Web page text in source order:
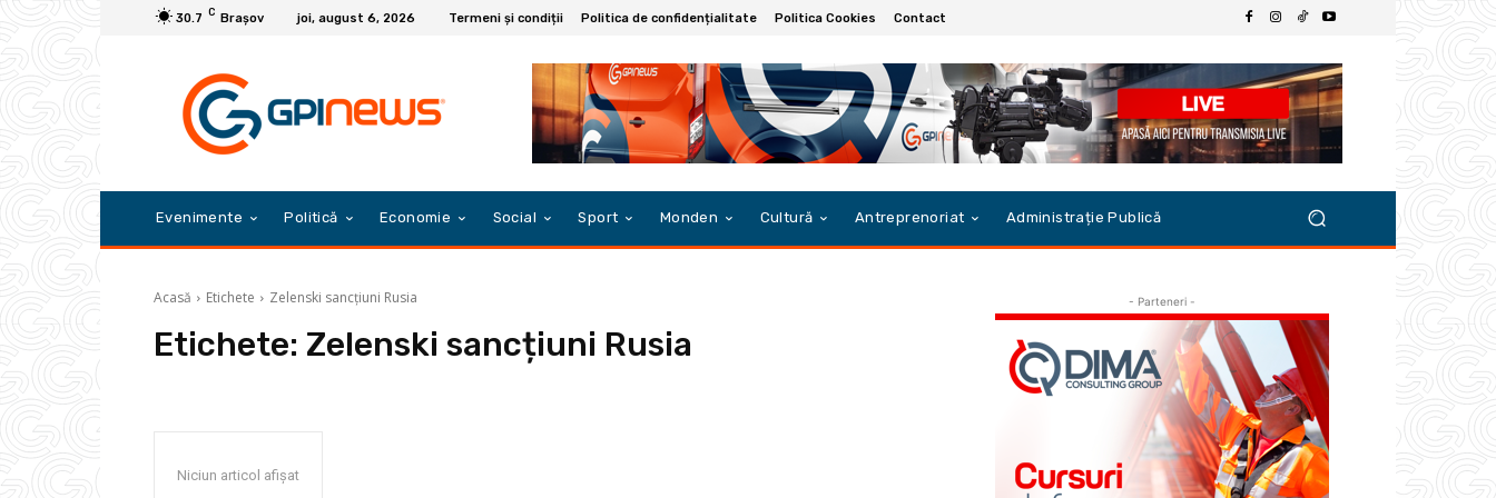
30.7 C Braşov joi, august 6, 2026 Termeni și condiții Politica de confidențialitate Politica Cookies Contact
Evenimente Politică Economie Social Sport Monden Cultură Antreprenoriat Administrație Publică
Acasă Etichete Zelenski sancțiuni Rusia
Etichete: Zelenski sancțiuni Rusia
Niciun articol afișat
- Parteneri -